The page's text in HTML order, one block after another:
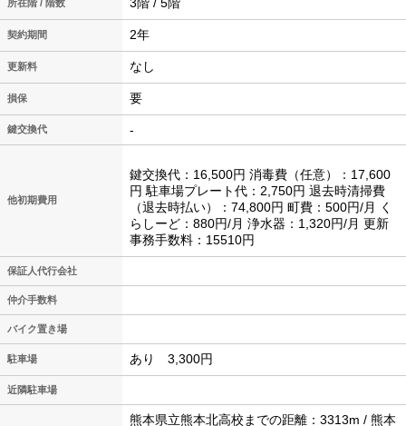
所在階 / 階数 3階 / 5階
契約期間 2年
更新料 なし
損保 要
鍵交換代 -
他初期費用
鍵交換代：16,500円 消毒費（任意）：17,600
円 駐車場プレート代：2,750円 退去時清掃費
（退去時払い）：74,800円 町費：500円/月 く
らしーど：880円/月 浄水器：1,320円/月 更新
事務手数料：15510円
保証人代行会社
仲介手数料
バイク置き場
駐車場 あり 3,300円
近隣駐車場
熊本県立熊本北高校までの距離：3313m / 熊本